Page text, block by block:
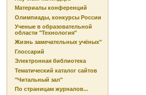
Материалы конференций
Олимпиады, конкурсы России
Ученые в образовательной
области "Технология"
Жизнь замечательных учёных"
Глоссарий
Электронная библиотека
Тематический каталог сайтов
"Читальный зал"
По страницам журналов...